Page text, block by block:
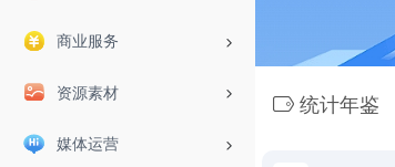
商业服务
资源素材
媒体运营
统计年鉴